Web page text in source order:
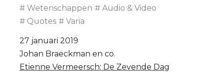
Wetenschappen
Audio & Video
Quotes
Varia
27 januari 2019
Johan Braeckman en co.
Etienne Vermeersch: De Zevende Dag